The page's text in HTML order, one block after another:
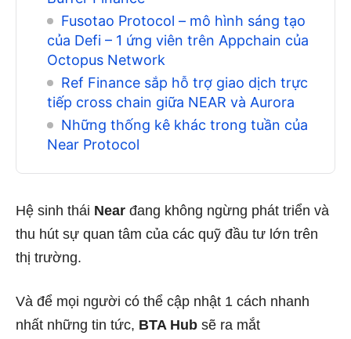
Fusotao Protocol – mô hình sáng tạo
của Defi – 1 ứng viên trên Appchain của
Octopus Network
Ref Finance sắp hỗ trợ giao dịch trực
tiếp cross chain giữa NEAR và Aurora
Những thống kê khác trong tuần của
Near Protocol
Hệ sinh thái Near đang không ngừng phát triển và
thu hút sự quan tâm của các quỹ đầu tư lớn trên
thị trường.
Và để mọi người có thể cập nhật 1 cách nhanh
nhất những tin tức, BTA Hub sẽ ra mắt